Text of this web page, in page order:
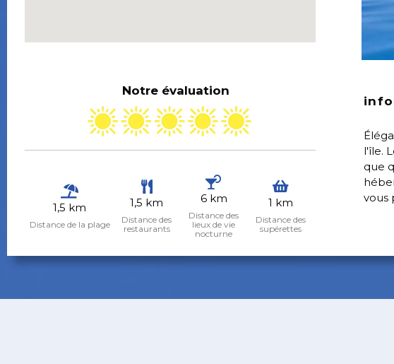
Notre évaluation
1,5 km
Distance de la plage
1,5 km
Distance des
restaurants
6 km
Distance des
lieux de vie
nocturne
1 km
Distance des
supérettes
l'île.
que
vous